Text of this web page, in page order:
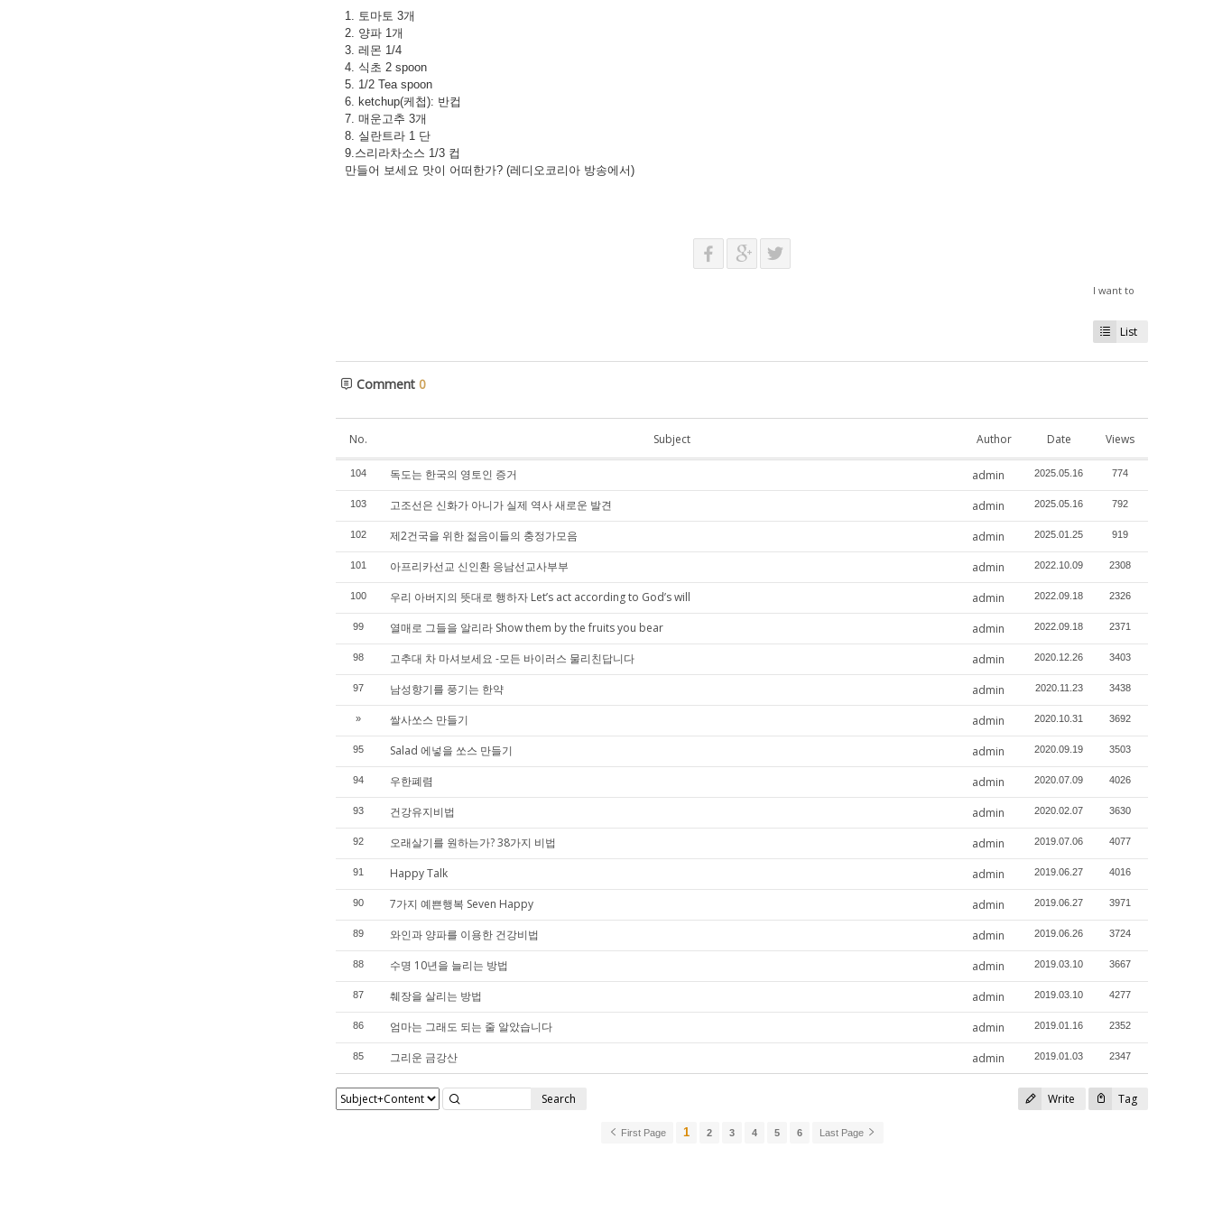
1. 토마토 3개
2. 양파 1개
3. 레몬 1/4
4. 식초 2 spoon
5. 1/2 Tea spoon
6. ketchup(케첩): 반컵
7. 매운고추 3개
8. 실란트라 1 단
9.스리라차소스 1/3 컵
만들어 보세요 맛이 어떠한가? (레디오코리아 방송에서)
I want to
List
Comment 0
No. Subject Author Date Views
104 독도는 한국의 영토인 증거 admin 2025.05.16 774
103 고조선은 신화가 아니가 실제 역사 새로운 발견 admin 2025.05.16 792
102 제2건국을 위한 젊음이들의 충정가모음 admin 2025.01.25 919
101 아프리카선교 신인환 응남선교사부부 admin 2022.10.09 2308
100 우리 아버지의 뜻대로 행하자 Let’s act according to God’s will admin 2022.09.18 2326
99 열매로 그들을 알리라 Show them by the fruits you bear admin 2022.09.18 2371
98 고추대 차 마셔보세요 -모든 바이러스 물리친답니다 admin 2020.12.26 3403
97 남성향기를 풍기는 한약 admin 2020.11.23 3438
» 쌀사쏘스 만들기 admin 2020.10.31 3692
95 Salad 에넣을 쏘스 만들기 admin 2020.09.19 3503
94 우한폐렴 admin 2020.07.09 4026
93 건강유지비법 admin 2020.02.07 3630
92 오래살기를 원하는가? 38가지 비법 admin 2019.07.06 4077
91 Happy Talk admin 2019.06.27 4016
90 7가지 예쁜행복 Seven Happy admin 2019.06.27 3971
89 와인과 양파를 이용한 건강비법 admin 2019.06.26 3724
88 수명 10년을 늘리는 방법 admin 2019.03.10 3667
87 췌장을 살리는 방법 admin 2019.03.10 4277
86 엄마는 그래도 되는 줄 알았습니다 admin 2019.01.16 2352
85 그리운 금강산 admin 2019.01.03 2347
Write Tag
Search
First Page 1 2 3 4 5 6 Last Page